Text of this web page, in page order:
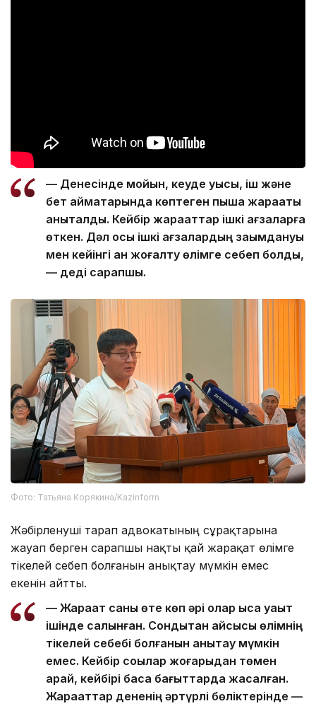
— Денесінде мойын, кеуде қуысы, іш және
бет аймақтарында көптеген пышақ жарақаты
анықталды. Кейбір жарақаттар ішкі ағзаларға
өткен. Дәл осы ішкі ағзалардың зақымдануы
мен кейінгі қан жоғалту өлімге себеп болды,
— деді сарапшы.
Фото: Татьяна Корякина/Kazinform
Жәбірленуші тарап адвокатының сұрақтарына
жауап берген сарапшы нақты қай жарақат өлімге
тікелей себеп болғанын анықтау мүмкін емес
екенін айтты.
— Жарақат саны өте көп әрі олар қысқа уақыт
ішінде салынған. Сондықтан қайсысы өлімнің
тікелей себебі болғанын анықтау мүмкін
емес. Кейбір соққылар жоғарыдан төмен
қарай, кейбірі басқа бағыттарда жасалған.
Жарақаттар дененің әртүрлі бөліктерінде —